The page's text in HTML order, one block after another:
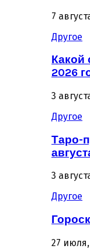
7
Другое
Какой
2026
3
Другое
Таро-
3
Другое
27 июля,